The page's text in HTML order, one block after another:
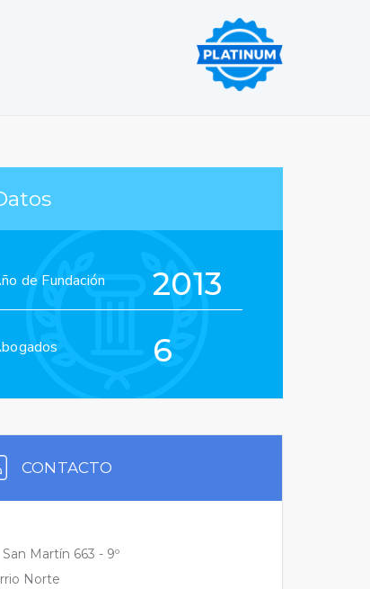
de Fundación 2013
6
CONTACTO
San Martín 663 - 9º
Norte